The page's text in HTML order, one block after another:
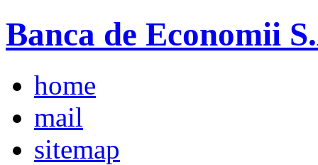
Banca de Economii
home
mail
sitemap